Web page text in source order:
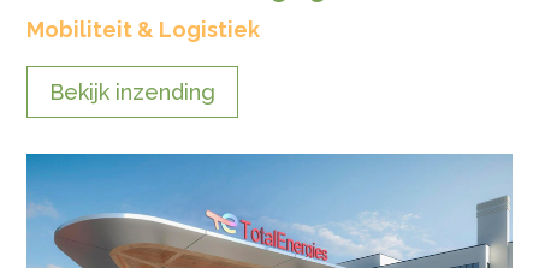
Mobiliteit & Logistiek
Bekijk inzending